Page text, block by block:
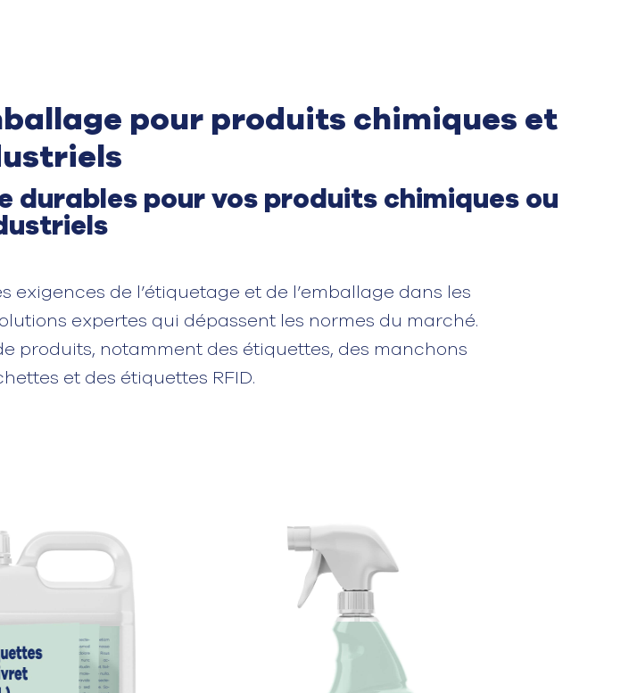
pour produits chimiques et
durables pour vos produits chimiques ou
de l’étiquetage et de l’emballage dans les
expertes qui dépassent les normes du marché.
produits, notamment des étiquettes, des manchons
et des étiquettes RFID.